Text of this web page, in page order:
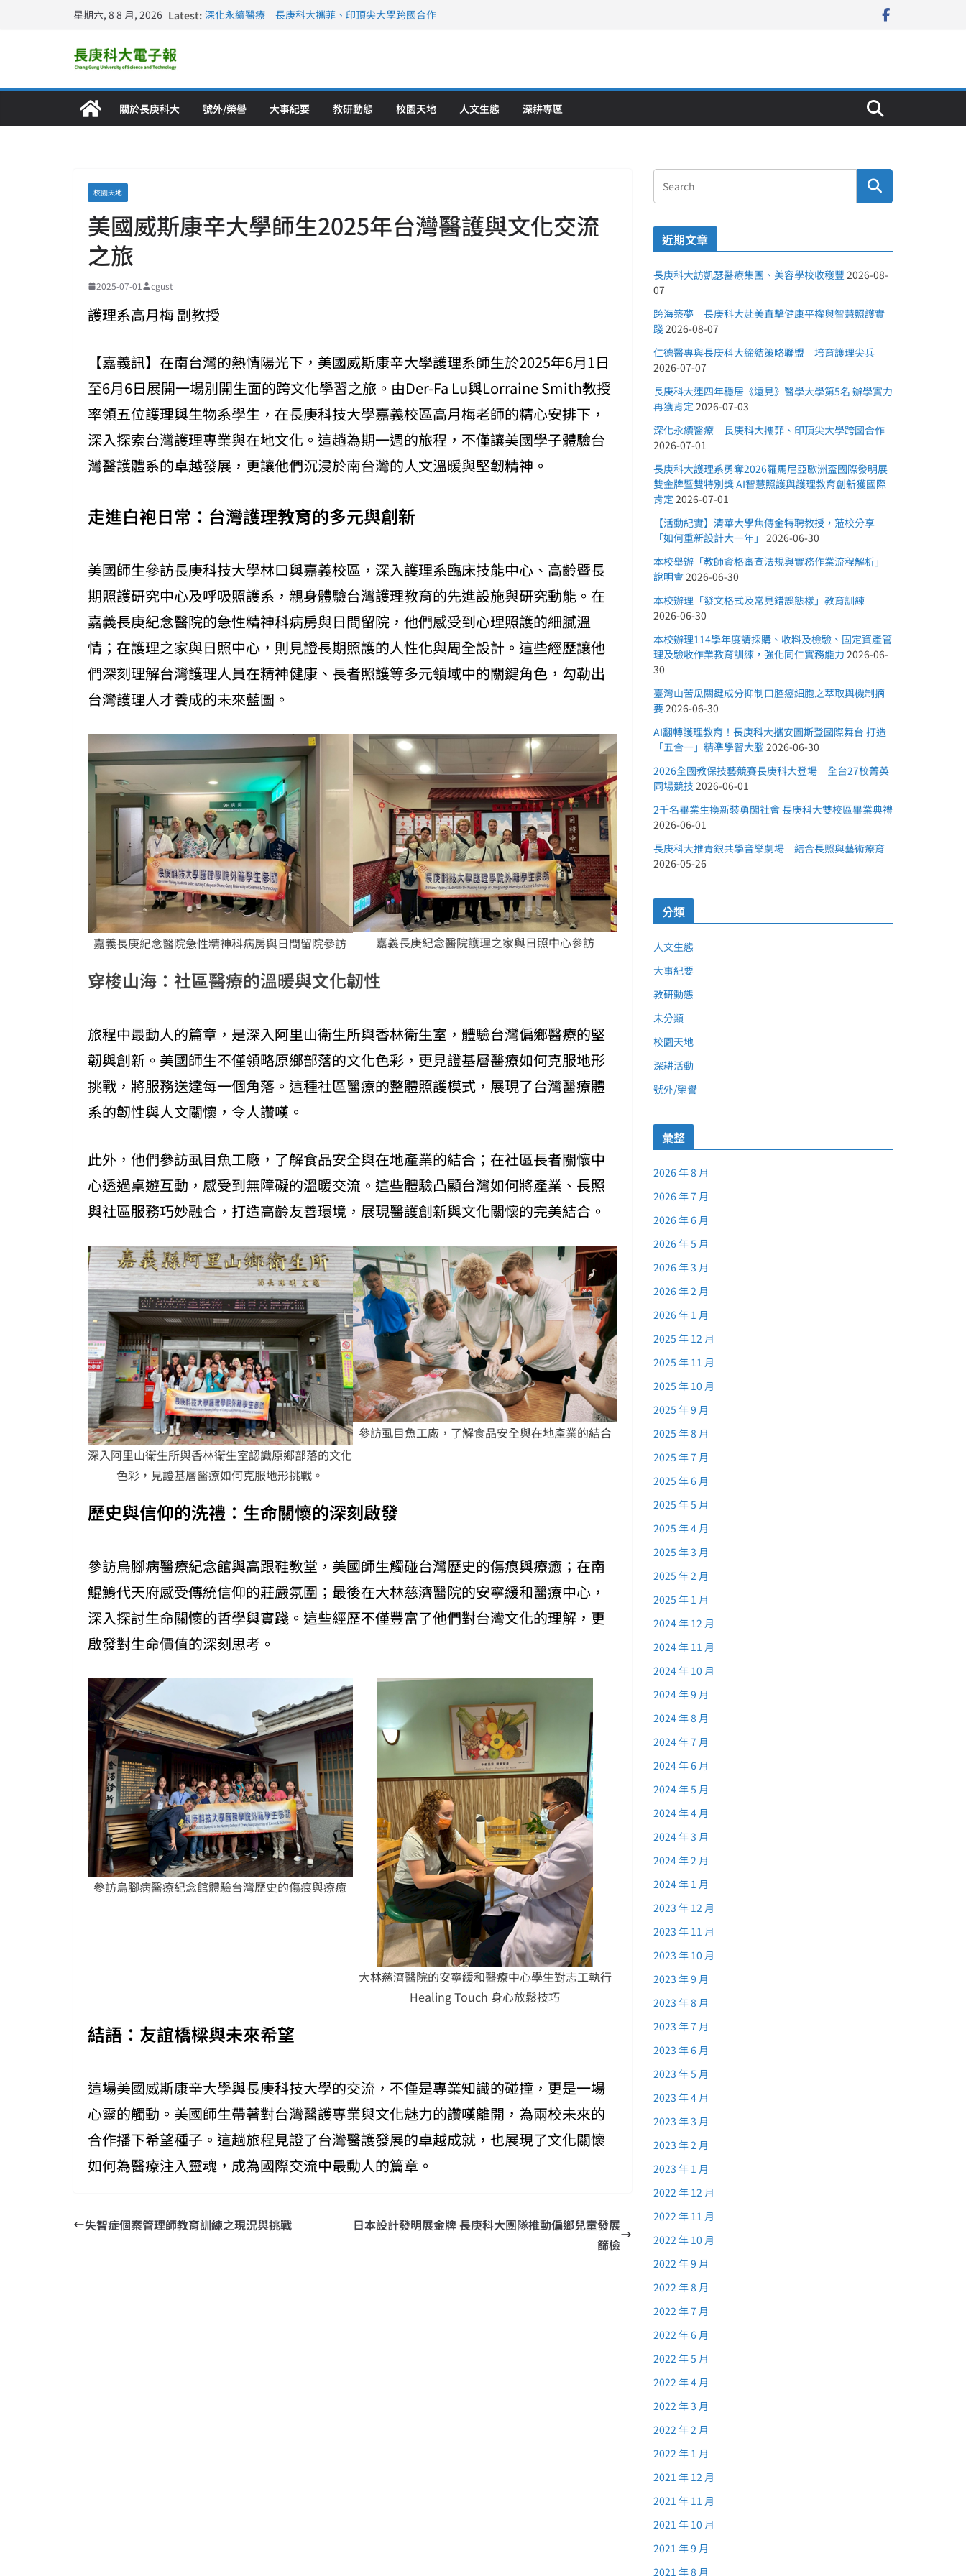
星期六, 8 8 月, 2026 Latest: 深化永續醫療 長庚科大攜菲、印頂尖大學跨國合作
關於長庚科大 號外/榮譽 大事紀要 教研動態 校園天地 人文生態 深耕專區
校園天地
美國威斯康辛大學師生2025年台灣醫護與文化交流
之旅
2025-07-01 cgust
護理系高月梅 副教授
【嘉義訊】在南台灣的熱情陽光下，美國威斯康辛大學護理系師生於2025年6月1日
至6月6日展開一場別開生面的跨文化學習之旅。由Der-Fa Lu與Lorraine Smith教授
率領五位護理與生物系學生，在長庚科技大學嘉義校區高月梅老師的精心安排下，
深入探索台灣護理專業與在地文化。這趟為期一週的旅程，不僅讓美國學子體驗台
灣醫護體系的卓越發展，更讓他們沉浸於南台灣的人文溫暖與堅韌精神。
走進白袍日常：台灣護理教育的多元與創新
美國師生參訪長庚科技大學林口與嘉義校區，深入護理系臨床技能中心、高齡暨長
期照護研究中心及呼吸照護系，親身體驗台灣護理教育的先進設施與研究動能。在
嘉義長庚紀念醫院的急性精神科病房與日間留院，他們感受到心理照護的細膩溫
情；在護理之家與日照中心，則見證長期照護的人性化與周全設計。這些經歷讓他
們深刻理解台灣護理人員在精神健康、長者照護等多元領域中的關鍵角色，勾勒出
台灣護理人才養成的未來藍圖。
嘉義長庚紀念醫院急性精神科病房與日間留院參訪 嘉義長庚紀念醫院護理之家與日照中心參訪
穿梭山海：社區醫療的溫暖與文化韌性
旅程中最動人的篇章，是深入阿里山衛生所與香林衛生室，體驗台灣偏鄉醫療的堅
韌與創新。美國師生不僅領略原鄉部落的文化色彩，更見證基層醫療如何克服地形
挑戰，將服務送達每一個角落。這種社區醫療的整體照護模式，展現了台灣醫療體
系的韌性與人文關懷，令人讚嘆。
此外，他們參訪虱目魚工廠，了解食品安全與在地產業的結合；在社區長者關懷中
心透過桌遊互動，感受到無障礙的溫暖交流。這些體驗凸顯台灣如何將產業、長照
與社區服務巧妙融合，打造高齡友善環境，展現醫護創新與文化關懷的完美結合。
深入阿里山衛生所與香林衛生室認識原鄉部落的文化
色彩，見證基層醫療如何克服地形挑戰。
參訪虱目魚工廠，了解食品安全與在地產業的結合
歷史與信仰的洗禮：生命關懷的深刻啟發
參訪烏腳病醫療紀念館與高跟鞋教堂，美國師生觸碰台灣歷史的傷痕與療癒；在南
鯤鯓代天府感受傳統信仰的莊嚴氛圍；最後在大林慈濟醫院的安寧緩和醫療中心，
深入探討生命關懷的哲學與實踐。這些經歷不僅豐富了他們對台灣文化的理解，更
啟發對生命價值的深刻思考。
參訪烏腳病醫療紀念館體驗台灣歷史的傷痕與療癒
大林慈濟醫院的安寧緩和醫療中心學生對志工執行
Healing Touch 身心放鬆技巧
結語：友誼橋樑與未來希望
這場美國威斯康辛大學與長庚科技大學的交流，不僅是專業知識的碰撞，更是一場
心靈的觸動。美國師生帶著對台灣醫護專業與文化魅力的讚嘆離開，為兩校未來的
合作播下希望種子。這趟旅程見證了台灣醫護發展的卓越成就，也展現了文化關懷
如何為醫療注入靈魂，成為國際交流中最動人的篇章。
失智症個案管理師教育訓練之現況與挑戰
日本設計發明展金牌 長庚科大團隊推動偏鄉兒童發展
篩檢
近期文章
長庚科大訪凱瑟醫療集團、美容學校收穫豐 2026-08-
07
跨海築夢 長庚科大赴美直擊健康平權與智慧照護實
踐2026-08-07
仁德醫專與長庚科大締結策略聯盟 培育護理尖兵
2026-07-07
長庚科大連四年穩居《遠見》醫學大學第5名 辦學實力
再獲肯定 2026-07-03
深化永續醫療 長庚科大攜菲、印頂尖大學跨國合作
2026-07-01
長庚科大護理系勇奪2026羅馬尼亞歐洲盃國際發明展
雙金牌暨雙特別獎 AI智慧照護與護理教育創新獲國際
肯定 2026-07-01
【活動紀實】清華大學焦傳金特聘教授，蒞校分享
「如何重新設計大一年」 2026-06-30
本校舉辦「教師資格審查法規與實務作業流程解析」
說明會2026-06-30
本校辦理「發文格式及常見錯誤態樣」教育訓練
2026-06-30
本校辦理114學年度請採購、收料及檢驗、固定資產管
理及驗收作業教育訓練，強化同仁實務能力 2026-06-
30
臺灣山苦瓜關鍵成分抑制口腔癌細胞之萃取與機制摘
要2026-06-30
AI翻轉護理教育！長庚科大攜安圖斯登國際舞台 打造
「五合一」精準學習大腦 2026-06-30
2026全國教保技藝競賽長庚科大登場 全台27校菁英
同場競技 2026-06-01
2千名畢業生換新裝勇闖社會 長庚科大雙校區畢業典禮
2026-06-01
長庚科大推青銀共學音樂劇場 結合長照與藝術療育
2026-05-26
分類
人文生態
大事紀要
教研動態
未分類
校園天地
深耕活動
號外/榮譽
彙整
2026 年 8 月
2026 年 7 月
2026 年 6 月
2026 年 5 月
2026 年 3 月
2026 年 2 月
2026 年 1 月
2025 年 12 月
2025 年 11 月
2025 年 10 月
2025 年 9 月
2025 年 8 月
2025 年 7 月
2025 年 6 月
2025 年 5 月
2025 年 4 月
2025 年 3 月
2025 年 2 月
2025 年 1 月
2024 年 12 月
2024 年 11 月
2024 年 10 月
2024 年 9 月
2024 年 8 月
2024 年 7 月
2024 年 6 月
2024 年 5 月
2024 年 4 月
2024 年 3 月
2024 年 2 月
2024 年 1 月
2023 年 12 月
2023 年 11 月
2023 年 10 月
2023 年 9 月
2023 年 8 月
2023 年 7 月
2023 年 6 月
2023 年 5 月
2023 年 4 月
2023 年 3 月
2023 年 2 月
2023 年 1 月
2022 年 12 月
2022 年 11 月
2022 年 10 月
2022 年 9 月
2022 年 8 月
2022 年 7 月
2022 年 6 月
2022 年 5 月
2022 年 4 月
2022 年 3 月
2022 年 2 月
2022 年 1 月
2021 年 12 月
2021 年 11 月
2021 年 10 月
2021 年 9 月
2021 年 8 月